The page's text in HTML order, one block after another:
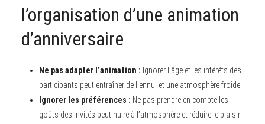
l’organisation d’une animation
d’anniversaire
Ne pas adapter l’animation : Ignorer l’âge et les intérêts des
participants peut entraîner de l’ennui et une atmosphère froide.
Ignorer les préférences : Ne pas prendre en compte les
goûts des invités peut nuire à l’atmosphère et réduire le plaisir